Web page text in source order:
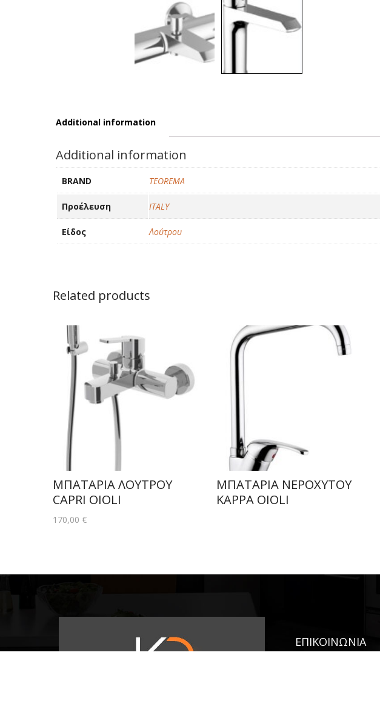
Additional information
Additional information
BRAND TEOREMA
Προέλευση ITALY
Είδος Λούτρου
Related products
ΜΠΑΤΑΡΙΑ ΛΟΥΤΡΟΥ
CAPRI OIOLI
170,00 €
ΜΠΑΤΑΡΙΑ ΝΕΡΟΧΥΤΟΥ
KAPPA OIOLI
ΕΠΙΚΟΙΝΩΝΙΑ